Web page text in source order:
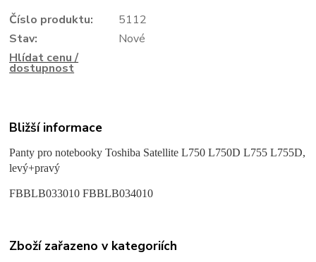
Číslo produktu:
5112
Stav:
Nové
Hlídat cenu /
dostupnost
Bližší informace
Panty pro notebooky Toshiba Satellite L750 L750D L755 L755D,
levý+pravý
FBBLB033010 FBBLB034010
Zboží zařazeno v kategoriích